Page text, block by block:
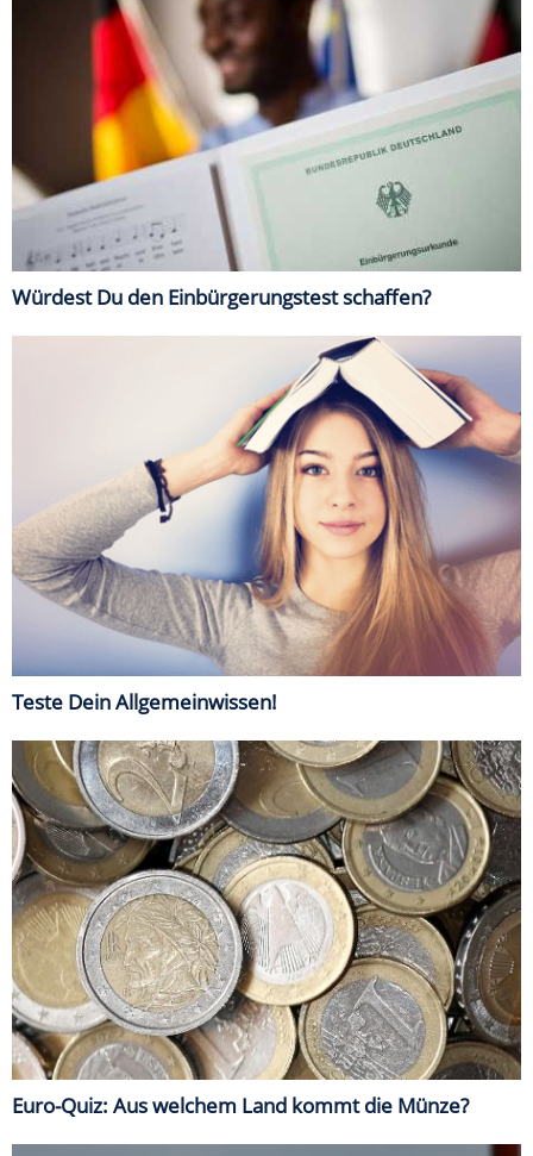
Würdest Du den Einbürgerungstest schaffen?
Teste Dein Allgemeinwissen!
Euro-Quiz: Aus welchem Land kommt die Münze?